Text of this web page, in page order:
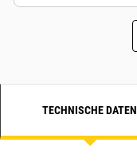
TECHNISCHE DATEN